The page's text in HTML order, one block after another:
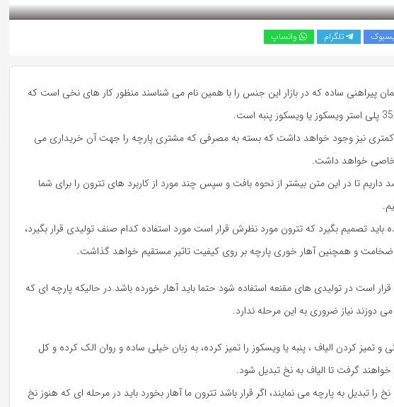
تلگرام واتساپ
پیراهنی ساده که در بازار این جنس را با همین نام می شناسند منظور کار های نخی است که
کمتری نیز وجود خواهد داشت که بسته به مصرفی که مشتری پارچه را جهت آن خریداری می
خواهد داشت.
داریم تا در این متن بیشتر از نحوه بافت و سپس چند مورد از کاربرد های تترون را برای شما
باید تصمیم بگیرد که تترون مورد نظرش قرار است مورد استفاده کدام صنف تولیدی قرار بگیرد،
ضخامت و همچنین آهار خوری پارچه بر روی کیفیت تاثیر مستقیم خواهد گذاشت.
قرار است در تولیدی های مقنعه استفاده شود حتما باید آهار خورده باشد در حالیکه پارچه ای که
دوزند نیاز ضروری به این مرحله ندارد.
و تمیز کردن الیاف ، پنبه یا ویسکوز را تمیز کرده، به زبان خیلی ساده و روان الک کرده و کل
گرفت تا الیاف به نخ تبدیل شود.
تبدیل به پارچه می نمایند، اگر قرار باشد تترون ما آهار بخورد باید در مرحله ای که هنوز نخ